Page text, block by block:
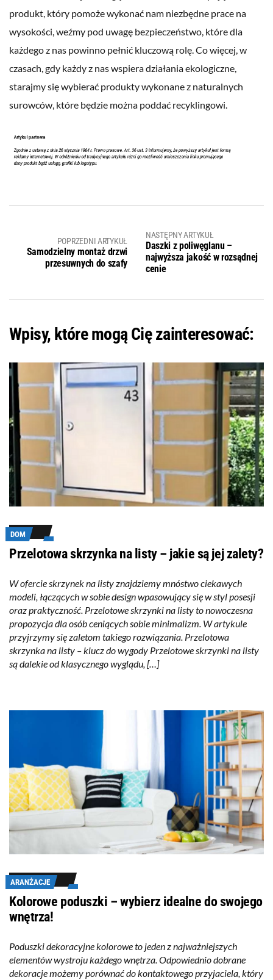
produkt, który pomoże wykonać nam niezbędne prace na
wysokości, weźmy pod uwagę bezpieczeństwo, które dla
każdego z nas powinno pełnić kluczową rolę. Co więcej, w
czasach, gdy każdy z nas wspiera działania ekologiczne,
starajmy się wybierać produkty wykonane z naturalnych
surowców, które będzie można poddać recyklingowi.
POPRZEDNI ARTYKUŁ
Samodzielny montaż drzwi
przesuwnych do szafy
NASTĘPNY ARTYKUŁ
Daszki z poliwęglanu –
najwyższa jakość w rozsądnej
cenie
Wpisy, które mogą Cię zainteresować:
DOM
Przelotowa skrzynka na listy – jakie są jej zalety?
W ofercie skrzynek na listy znajdziemy mnóstwo ciekawych
modeli, łączących w sobie design wpasowujący się w styl posesji
oraz praktyczność. Przelotowe skrzynki na listy to nowoczesna
propozycja dla osób ceniących sobie minimalizm. W artykule
przyjrzymy się zaletom takiego rozwiązania. Przelotowa
skrzynka na listy – klucz do wygody Przelotowe skrzynki na listy
są dalekie od klasycznego wyglądu, […]
ARANŻACJE
Kolorowe poduszki – wybierz idealne do swojego
wnętrza!
Poduszki dekoracyjne kolorowe to jeden z najważniejszych
elementów wystroju każdego wnętrza. Odpowiednio dobrane
dekoracje możemy porównać do kontaktowego przyjaciela, który